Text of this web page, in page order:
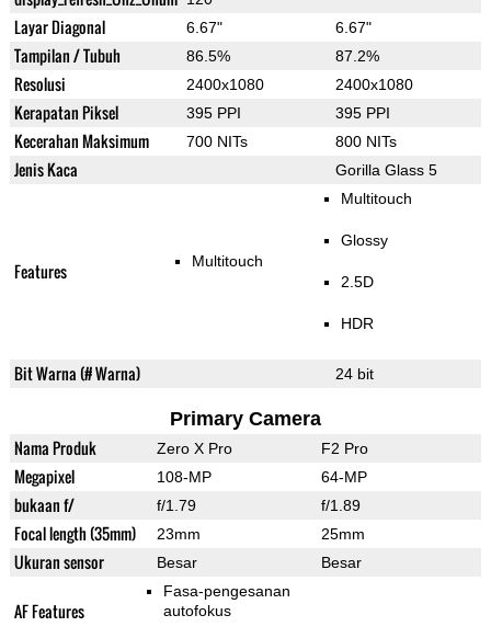
Layar Diagonal 6.67" 6.67"
Tampilan / Tubuh 86.5% 87.2%
Resolusi 2400x1080 2400x1080
Kerapatan Piksel 395 PPI 395 PPI
Kecerahan Maksimum 700 NITs 800 NITs
Jenis Kaca Gorilla Glass 5
Features Multitouch
Multitouch
Glossy
2.5D
HDR
Bit Warna (# Warna) 24 bit
Primary Camera
Nama Produk Zero X Pro F2 Pro
Megapixel 108-MP 64-MP
bukaan f/ f/1.79 f/1.89
Focal length (35mm) 23mm 25mm
Ukuran sensor Besar Besar
AF Features
Fasa-pengesanan
autofokus